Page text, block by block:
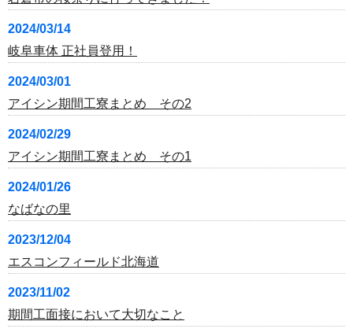
2024/03/14
岐阜車体 正社員登用！
2024/03/01
アイシン期間工寮まとめ その2
2024/02/29
アイシン期間工寮まとめ その1
2024/01/26
なばなの里
2023/12/04
エスコンフィールド北海道
2023/11/02
期間工面接において大切なこと